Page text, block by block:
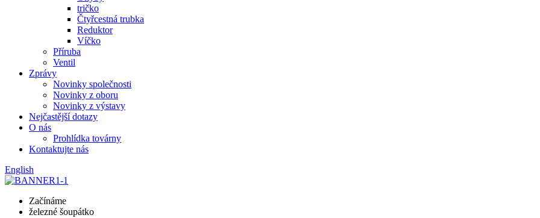
tričko
Čtyřcestná trubka
Reduktor
Víčko
Příruba
Ventil
Zprávy
Novinky společnosti
Novinky z oboru
Novinky z výstavy
Nejčastější dotazy
O nás
Prohlídka továrny
Kontaktujte nás
English
Začínáme
železné šoupátko